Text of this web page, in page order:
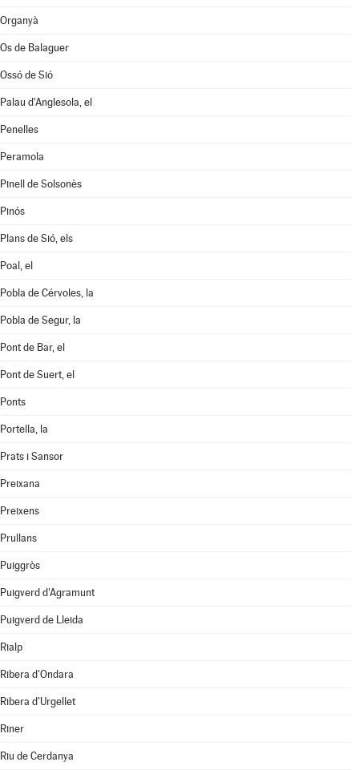
Organyà
Os de Balaguer
Ossó de Sió
Palau d'Anglesola, el
Penelles
Peramola
Pinell de Solsonès
Pinós
Plans de Sió, els
Poal, el
Pobla de Cérvoles, la
Pobla de Segur, la
Pont de Bar, el
Pont de Suert, el
Ponts
Portella, la
Prats i Sansor
Preixana
Preixens
Prullans
Puiggròs
Puigverd d'Agramunt
Puigverd de Lleida
Rialp
Ribera d'Ondara
Ribera d'Urgellet
Riner
Riu de Cerdanya